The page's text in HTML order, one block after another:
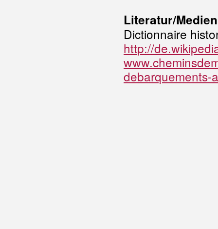
Literatur/Medien
Dictionnaire
http://
debarquements-